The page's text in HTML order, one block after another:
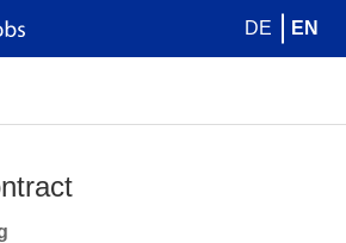
DE EN